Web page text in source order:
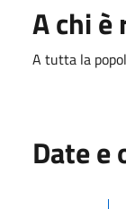
A chi
A tutta la
Date e